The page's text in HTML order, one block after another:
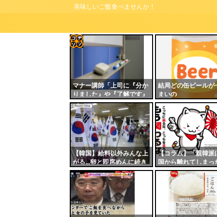
美味しいご飯食べませんか！
マナー講師「上司に『分か
りました』や『了解です』
はNG！他の敬語に比べて
敬意の度合いがやや控え
め」←これ
結局どの缶ビールが
まいの
【韓国】給料以外みんな上
がる…卵と即席めんに続き
牛乳も５．４％値上げ
【コラム】「親韓派
国から離れてしま
日本外交官が苦言「
韓国に失望した」理
定リ
ンク
自動
更新
ツー
ル